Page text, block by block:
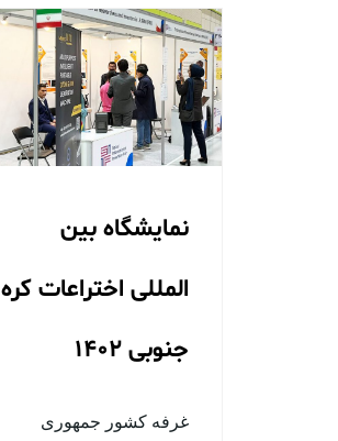
نمایشگاه بین
المللی اختراعات کره
جنوبی 1402
غرفه کشور جمهوری